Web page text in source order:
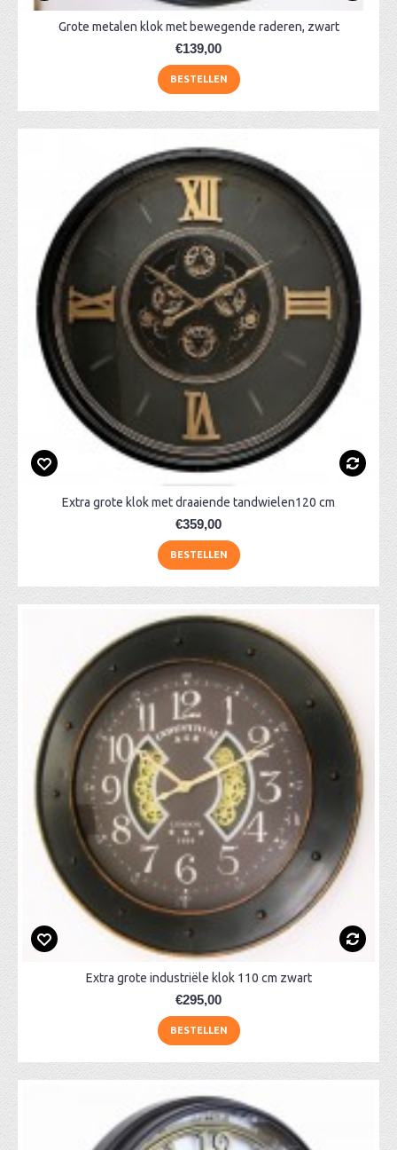
Grote metalen klok met bewegende raderen, zwart
€139,00
BESTELLEN
Extra grote klok met draaiende tandwielen120 cm
€359,00
BESTELLEN
Extra grote industriële klok 110 cm zwart
€295,00
BESTELLEN